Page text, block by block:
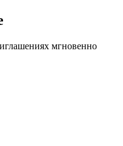
мгновенно